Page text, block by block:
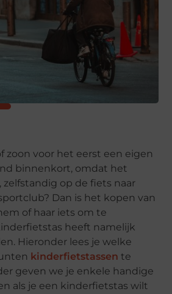
zoon voor het eerst een eigen
binnenkort, omdat het
op de fiets naar
Dan is het kopen van
of haar iets om te
heeft namelijk
Hieronder lees je welke
kinderfietstassen te
geven we je enkele handige
als je een kinderfietstas wilt